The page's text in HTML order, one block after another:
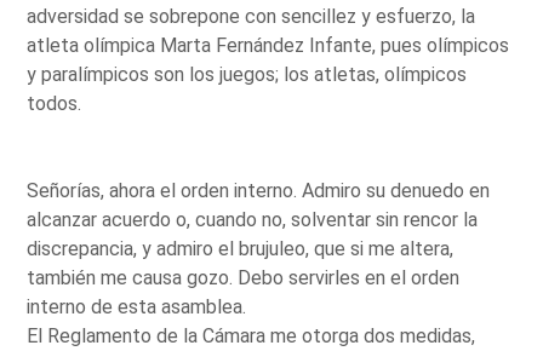
adversidad se sobrepone con sencillez y esfuerzo, la
atleta olímpica Marta Fernández Infante, pues olímpicos
y paralímpicos son los juegos; los atletas, olímpicos
todos.
Señorías, ahora el orden interno. Admiro su denuedo en
alcanzar acuerdo o, cuando no, solventar sin rencor la
discrepancia, y admiro el brujuleo, que si me altera,
también me causa gozo. Debo servirles en el orden
interno de esta asamblea.
El Reglamento de la Cámara me otorga dos medidas,